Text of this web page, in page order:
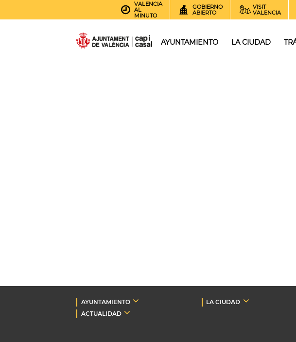
VALENCIA
AL
MINUTO
GOBIERNO
ABIERTO
VISIT
VALENCIA
AYUNTAMIENTO LA CIUDAD
AYUNTAMIENTO LA CIUDAD
ACTUALIDAD